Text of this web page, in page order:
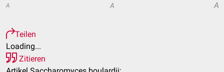
A A A
Teilen
Loading...
Zitieren